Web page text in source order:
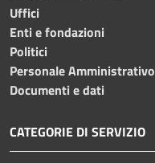
Uffici
Enti e fondazioni
Politici
Personale Amministrativo
Documenti e dati
CATEGORIE DI SERVIZIO